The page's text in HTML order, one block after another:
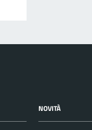
NOVITÀ